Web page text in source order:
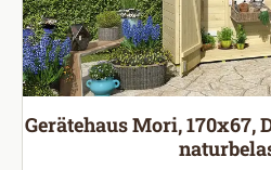
Gerätehaus Mori, 170x67,